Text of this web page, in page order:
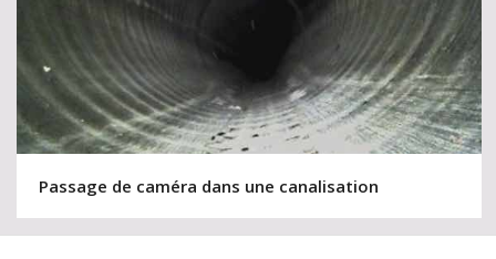
Passage de caméra dans une canalisation